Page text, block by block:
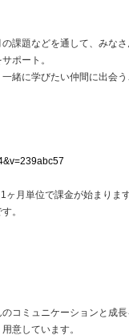
課題などを通して、みな
ポート。
緒に学びたい仲間に出会う
月単位で課金が始まりま
。
コミュニケーションと成
意しています。